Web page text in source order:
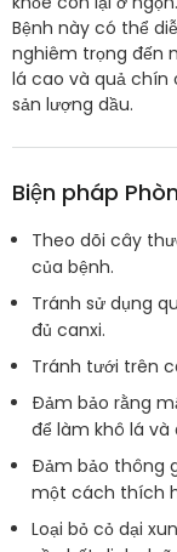
Bệnh này có thể
nghiêm trọng đến
lá cao và quả chín
sản lượng dầu.
Biện pháp
Theo dõi cây
của bệnh.
Tránh sử dụng
đủ canxi.
Tránh tưới trên
Đảm bảo rằng
để làm khô lá và
Đảm bảo thông
một cách thích
Loại bỏ cỏ dại